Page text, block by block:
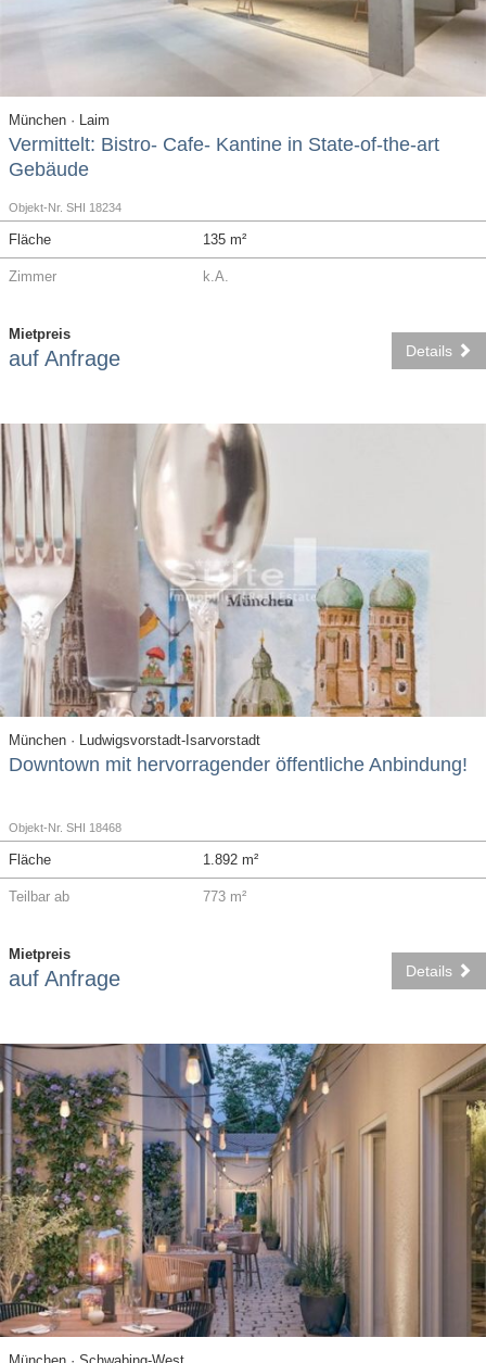
München · Laim
Vermittelt: Bistro- Cafe- Kantine in State-of-the-art
Gebäude
Objekt-Nr. SHI 18234
Fläche 135 m²
Zimmer k.A.
Mietpreis
auf Anfrage Details
München · Ludwigsvorstadt-Isarvorstadt
Downtown mit hervorragender öffentliche Anbindung!
Objekt-Nr. SHI 18468
Fläche 1.892 m²
Teilbar ab 773 m²
Mietpreis
auf Anfrage Details